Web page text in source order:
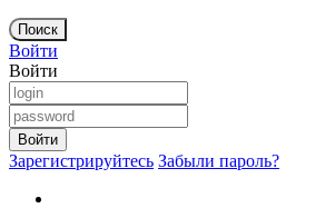
Войти
Войти
Зарегистрируйтесь Забыли пароль?